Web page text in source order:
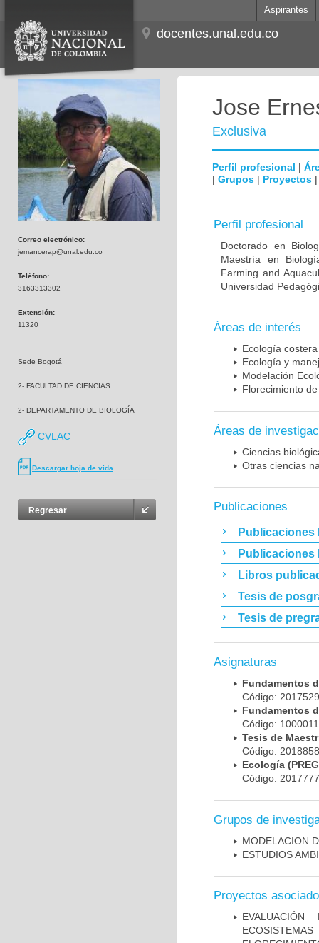
Aspirantes
docentes.unal.edu.co
Correo electrónico:
jemancerap@unal.edu.co
Teléfono:
3163313302
Extensión:
11320
Sede Bogotá
2- FACULTAD DE CIENCIAS
2- DEPARTAMENTO DE BIOLOGÍA
CVLAC
Descargar hoja de vida
Regresar
Jose
Exclusiva
Perfil profesional |
| Grupos | Proyectos
Perfil profesional
Doctorado en
Maestría en
Farming and
Universidad
Áreas de interés
Ecología costera
Ecología y
Modelación
Florecimiento
Áreas de
Ciencias
Otras ciencias
Publicaciones
Publicaciones
Publicaciones
Libros
Tesis de
Tesis de
Asignaturas
Fundamentos
Código:
Fundamentos
Código:
Tesis de
Código:
Ecología
Código:
Grupos de
MODELACION
ESTUDIOS
Proyectos